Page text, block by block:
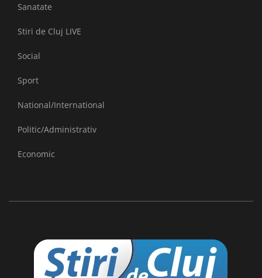
Sanatate
Stiri de Cluj LIVE
Social
Sport
National/International
Politic/Administrativ
Economic